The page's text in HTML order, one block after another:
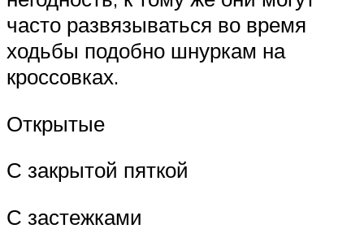
часто развязываться во время
ходьбы подобно шнуркам на
кроссовках.
Открытые
С закрытой пяткой
С застежками